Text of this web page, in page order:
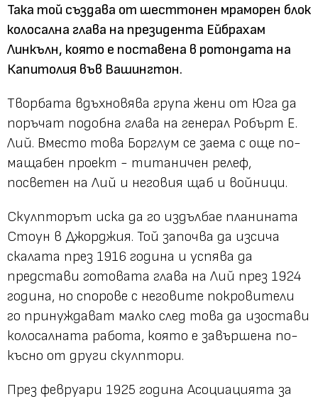
Така той създава от шесттонен мраморен блок
колосална глава на президента Ейбрахам
Линкълн, която е поставена в ротондата на
Капитолия във Вашингтон.
Творбата вдъхновява група жени от Юга да
поръчат подобна глава на генерал Робърт Е.
Лий. Вместо това Борглум се заема с още по-
мащабен проект - титаничен релеф,
посветен на Лий и неговия щаб и войници.
Скулпторът иска да го издълбае планината
Стоун в Джорджия. Той започва да изсича
скалата през 1916 година и успява да
представи готовата глава на Лий през 1924
година, но спорове с неговите покровители
го принуждават малко след това да изостави
колосалната работа, която е завършена по-
късно от други скулптори.
През февруари 1925 година Асоциацията за